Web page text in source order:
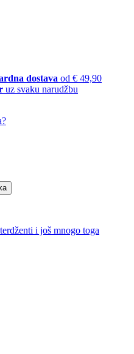
dostava od € 49,90
uz svaku narudžbu
i još mnogo toga